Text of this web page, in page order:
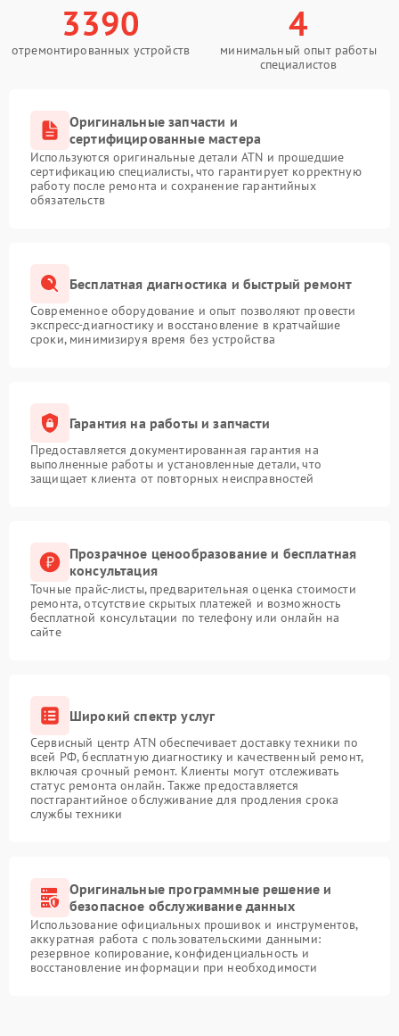
3390
отремонтированных устройств
4
минимальный опыт работы
специалистов
Оригинальные запчасти и
сертифицированные мастера
Используются оригинальные детали ATN и прошедшие
сертификацию специалисты, что гарантирует корректную
работу после ремонта и сохранение гарантийных
обязательств
Бесплатная диагностика и быстрый ремонт
Современное оборудование и опыт позволяют провести
экспресс-диагностику и восстановление в кратчайшие
сроки, минимизируя время без устройства
Гарантия на работы и запчасти
Предоставляется документированная гарантия на
выполненные работы и установленные детали, что
защищает клиента от повторных неисправностей
Прозрачное ценообразование и бесплатная
консультация
Точные прайс-листы, предварительная оценка стоимости
ремонта, отсутствие скрытых платежей и возможность
бесплатной консультации по телефону или онлайн на
сайте
Широкий спектр услуг
Сервисный центр ATN обеспечивает доставку техники по
всей РФ, бесплатную диагностику и качественный ремонт,
включая срочный ремонт. Клиенты могут отслеживать
статус ремонта онлайн. Также предоставляется
постгарантийное обслуживание для продления срока
службы техники
Оригинальные программные решение и
безопасное обслуживание данных
Использование официальных прошивок и инструментов,
аккуратная работа с пользовательскими данными:
резервное копирование, конфиденциальность и
восстановление информации при необходимости